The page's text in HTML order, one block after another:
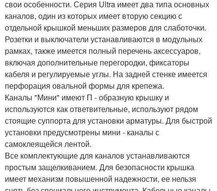
свои особенности. Серия Ultra имеет два типа основных
каналов, один из которых имеет вторую секцию с
отдельной крышкой меньших размеров для слаботочки.
Розетки и выключатели устанавливаются в модульных
рамках, также имеется полный перечень аксессуаров,
включая дополнительные перегородки, фиксаторы
кабеля и регулируемые углы. На задней стенке имеется
перфорация овальной формы для крепежа.
Каналы "Мини" имеют П - образную крышку и
используются как ответвительные, используют рядом
стоящие суппорта для установки арматуры. Для быстрой
установки предусмотрены мини - каналы с
самоклеящейся лентой.
Все комплектующие для каналов устанавливаются
простым защелкиванием. Для безопасности крышка
имеет механизм повышенной надежности, ее нельзя